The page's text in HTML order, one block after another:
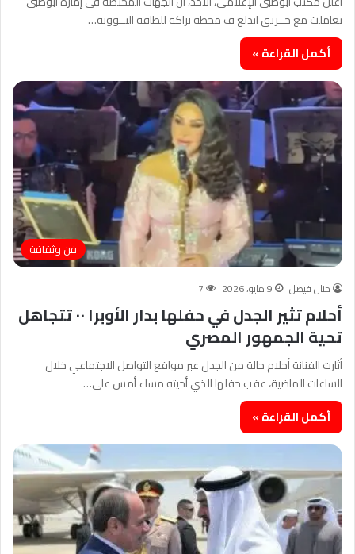
تعاملت مع حــريق اندلع ف محطة براكة للطاقة النــووية…
أكمل القراءة »
فن وثقافة
حنان فيصل 9 مايو، 2026 7
أحلام تثير الجدل في حفلها بدار الأوبرا ٠٠ تتجاهل
تحية الجمهور المصري
أثارت الفنانة أحلام حالة من الجدل عبر مواقع التواصل الاجتماعي خلال
الساعات الماضية، عقب حفلها الذي أحيته مساء أمس على…
أكمل القراءة »